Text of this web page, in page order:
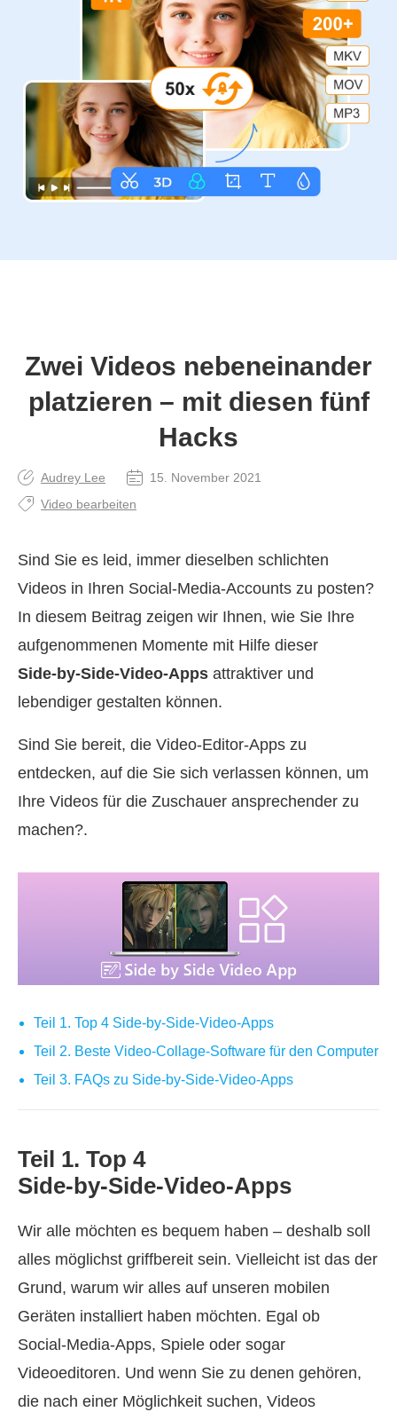
Zwei Videos nebeneinander
platzieren – mit diesen fünf
Hacks
Audrey Lee
15. November 2021
Video bearbeiten
Sind Sie es leid, immer dieselben schlichten
Videos in Ihren Social‑Media‑Accounts zu posten?
In diesem Beitrag zeigen wir Ihnen, wie Sie Ihre
aufgenommenen Momente mit Hilfe dieser
Side‑by‑Side‑Video‑Apps attraktiver und
lebendiger gestalten können.
Sind Sie bereit, die Video‑Editor‑Apps zu
entdecken, auf die Sie sich verlassen können, um
Ihre Videos für die Zuschauer ansprechender zu
machen?.
Teil 1. Top 4 Side‑by‑Side‑Video‑Apps
Teil 2. Beste Video‑Collage‑Software für den Computer
Teil 3. FAQs zu Side‑by‑Side‑Video‑Apps
Teil 1. Top 4
Side‑by‑Side‑Video‑Apps
Wir alle möchten es bequem haben – deshalb soll
alles möglichst griffbereit sein. Vielleicht ist das der
Grund, warum wir alles auf unseren mobilen
Geräten installiert haben möchten. Egal ob
Social‑Media‑Apps, Spiele oder sogar
Videoeditoren. Und wenn Sie zu denen gehören,
die nach einer Möglichkeit suchen, Videos